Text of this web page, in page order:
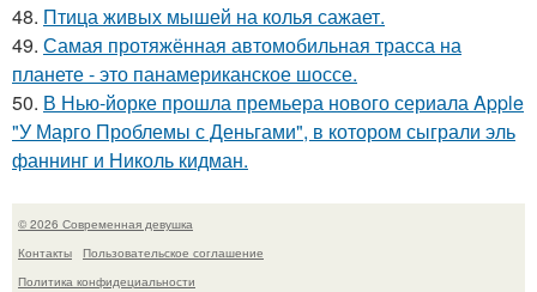
48. Птица живых мышей на колья сажает.
49. Самая протяжённая автомобильная трасса на
планете - это панамериканское шоссе.
50. В Нью-йорке прошла премьера нового сериала Apple
"У Марго Проблемы с Деньгами", в котором сыграли эль
фаннинг и Николь кидман.
© 2026 Современная девушка
Контакты
Пользовательское соглашение
Политика конфидециальности